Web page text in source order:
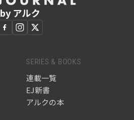
by アルク
SERIES & BOOKS
連載一覧
EJ新書
アルクの本